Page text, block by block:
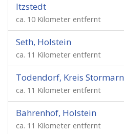
Itzstedt
ca. 10 Kilometer entfernt
Seth, Holstein
ca. 11 Kilometer entfernt
Todendorf, Kreis Stormarn
ca. 11 Kilometer entfernt
Bahrenhof, Holstein
ca. 11 Kilometer entfernt